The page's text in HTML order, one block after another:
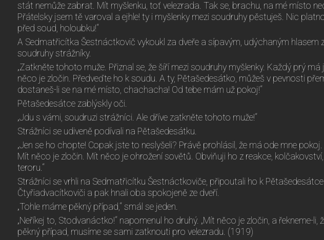
stát nemůže zabrat. Mít myšlenku, toť velezrada. Tak se, brachu, na mé místo
Přátelsky jsem tě varoval a ejhle! ty i myšlenky mezi soudruhy pěstuješ. Nic
před soud, holoubku!“
A Sedmatřicítka Šestnáctkovič vykoukl za dveře a sípavým, udýchaným hlasem
soudruhy strážníky.
„Zatkněte tohoto muže. Přiznal se, že šíří mezi soudruhy myšlenky. Každý prý má
něco je zločin. Předveďte ho k soudu. A ty, Pětašedesátko, můžeš v pevnosti
dostaneš-li se na mé místo, chachacha! Od tebe mám už pokoj!“
Pětašedesátce zablýskly oči.
„Jdu s vámi, soudruzi strážníci. Ale dříve zatkněte tohoto muže!“
Strážníci se udiveně podívali na Pětašedesátku.
„Jen se ho chopte! Copak jste to neslyšeli? Právě prohlásil, že má ode mne pokoj.
Mít něco je zločin. Mít něco je ohrožení sovětů. Obviňuji ho z reakce,
teroru.“
Strážníci se vrhli na Sedmatřicítku Šestnáctkoviče, připoutali ho k Pětašedesátce
Čtyřiadvacítkoviči a pak hnali oba spokojeně ze dveří.
„Tohle máme pěkný případ,“ smál se jeden.
„Neříkej to, Stodvanáctko!“ napomenul ho druhý. „Mít něco je zločin, a řekneme-li,
pěkný případ, musíme se sami zatknouti pro velezradu. (1919)